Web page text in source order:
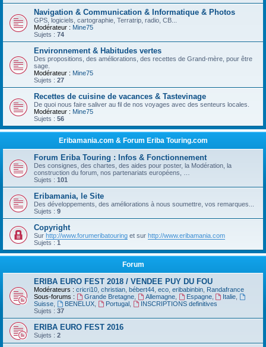
Navigation & Communication & Informatique & Photos
GPS, logiciels, cartographie, Terratrip, radio, CB...
Modérateur : Mine75
Sujets : 74
Environnement & Habitudes vertes
Des propositions, des améliorations, des recettes de Grand-mère, pour être
sage.
Modérateur : Mine75
Sujets : 27
Recettes de cuisine de vacances & Tastevinage
De quoi nous faire saliver au fil de nos voyages avec des senteurs locales.
Modérateur : Mine75
Sujets : 56
Eribamania.com & Forum Eriba Touring.com
Forum Eriba Touring : Infos & Fonctionnement
Des consignes, des chartes, des aides pour poster, la Modération, la
construction du forum, nos partenariats européens, …
Sujets : 101
Eribamania, le Site
Des développements, des améliorations à nous soumettre, vos remarques...
Sujets : 9
Copyright
Sur http://www.forumeribatouring et sur http://www.eribamania.com
Sujets : 1
Forum
ERIBA EURO FEST 2018 / VENDEE PUY DU FOU
Modérateurs : cricri10 christian bébert44 eco eribabinbin Randafrance
Sous-forums :
Grande Bretagne, Allemagne, Espagne, Italie
Suisse
BENELUX, Portugal,
INSCRIPTIONS definitives
Sujets : 37
ERIBA EURO FEST 2016
Sujets : 2